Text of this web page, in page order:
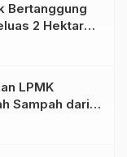
Bertanggung
2 Hektare
LPMK
Sampah dari